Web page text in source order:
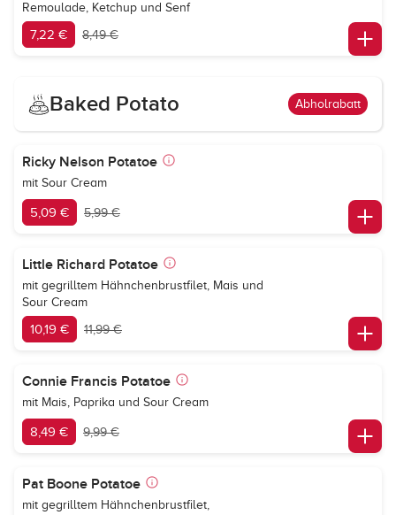
Remoulade, Ketchup und Senf
7,22 € 8,49 €
Baked Potato Abholrabatt
Ricky Nelson Potatoe
mit Sour Cream
5,09 € 5,99 €
Little Richard Potatoe
mit gegrilltem Hähnchenbrustfilet, Mais und
Sour Cream
10,19 € 11,99 €
Connie Francis Potatoe
mit Mais, Paprika und Sour Cream
8,49 € 9,99 €
Pat Boone Potatoe
mit gegrilltem Hähnchenbrustfilet,